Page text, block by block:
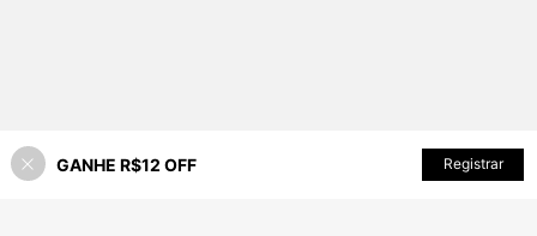
ADICIONAR AO CARRINHO
GANHE R$12 OFF Registrar